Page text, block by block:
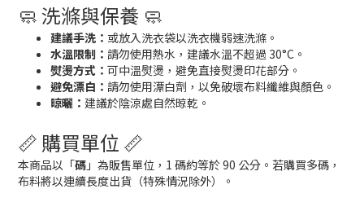
🧼 洗滌與保養 🧼
建議手洗： 或放入洗衣袋以洗衣機弱速洗滌。
水溫限制： 請勿使用熱水，建議水溫不超過 30°C。
熨燙方式： 可中溫熨燙，避免直接熨燙印花部分。
避免漂白： 請勿使用漂白劑，以免破壞布料纖維與顏色。
晾曬： 建議於陰涼處自然晾乾。
📏 購買單位 📏
本商品以「碼 」為販售單位，1 碼約等於 90 公分。若購買多碼，
布料將以連續長度出貨（特殊情況除外）。